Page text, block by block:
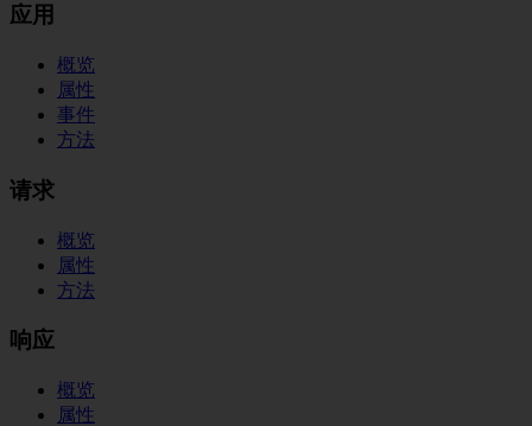
应用
概览
属性
事件
方法
请求
概览
属性
方法
响应
概览
属性